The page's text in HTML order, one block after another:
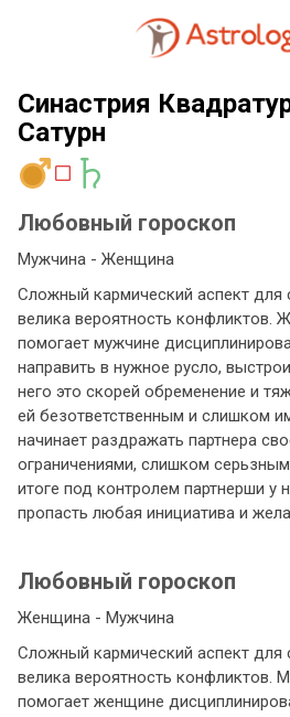
Синастрия
Сатурн
Любовный гороскоп
Мужчина - Женщина
Сложный кармический аспект для
велика вероятность конфликтов.
помогает мужчине
направить в нужное русло,
него это скорей обременение и
ей безответственным и слишком
начинает раздражать партнера
ограничениями, слишком
итоге под контролем партнерши у
пропасть любая инициатива и
Любовный гороскоп
Женщина - Мужчина
Сложный кармический аспект для
велика вероятность конфликтов.
помогает женщине